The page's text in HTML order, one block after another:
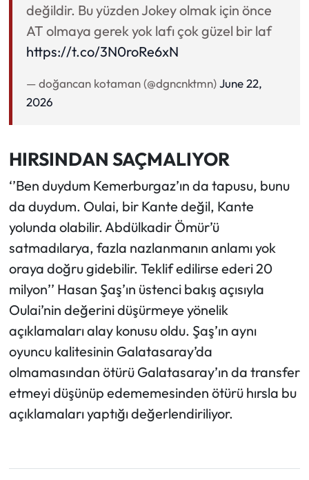
değildir. Bu yüzden Jokey olmak için önce
AT olmaya gerek yok lafı çok güzel bir laf
https://t.co/3N0roRe6xN
— doğancan kotaman (@dgncnktmn)June 22,
2026
HIRSINDAN SAÇMALIYOR
‘’Ben duydum Kemerburgaz’ın da tapusu, bunu
da duydum. Oulai, bir Kante değil, Kante
yolunda olabilir. Abdülkadir Ömür’ü
satmadılarya, fazla nazlanmanın anlamı yok
oraya doğru gidebilir. Teklif edilirse ederi 20
milyon’’ Hasan Şaş’ın üstenci bakış açısıyla
Oulai’nin değerini düşürmeye yönelik
açıklamaları alay konusu oldu. Şaş’ın aynı
oyuncu kalitesinin Galatasaray’da
olmamasından ötürü Galatasaray’ın da transfer
etmeyi düşünüp edememesinden ötürü hırsla bu
açıklamaları yaptığı değerlendiriliyor.